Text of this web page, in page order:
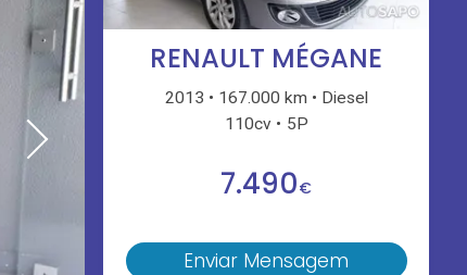
RENAULT MÉGANE
2013 167.000 km
Diesel
110cv
5P
7.490€
Enviar Mensagem